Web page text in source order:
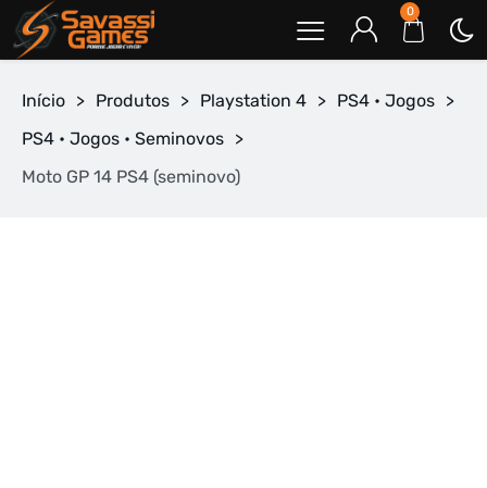
0
Início > Produtos > Playstation 4 > PS4 • Jogos >
PS4 • Jogos • Seminovos >
Moto GP 14 PS4 (seminovo)